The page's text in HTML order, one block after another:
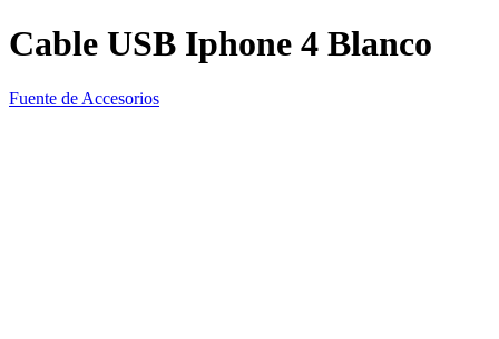
Cable USB Iphone 4 Blanco
Fuente de Accesorios